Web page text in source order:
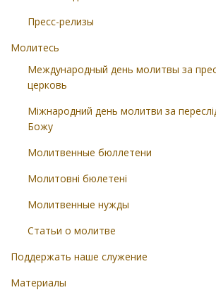
Пресс-релизы
Молитесь
Международный день молитвы за
церковь
Міжнародний день молитви за
Божу
Молитвенные бюллетени
Молитовні бюлетені
Молитвенные нужды
Статьи о молитве
Поддержать наше служение
Материалы